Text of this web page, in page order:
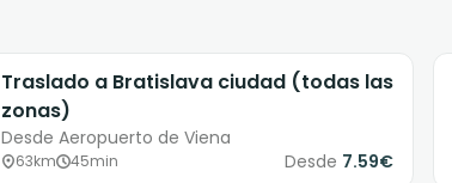
Traslado a Bratislava ciudad (todas las
zonas)
Desde Aeropuerto de Viena
63km 45min Desde 7.59€